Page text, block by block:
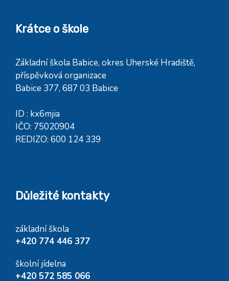
Krátce o škole
Základní škola Babice, okres Uherské Hradiště,
příspěvková organizace
Babice 377, 687 03 Babice
ID : kx6mjia
IČO: 75020904
REDIZO: 600 124 339
Důležité kontakty
základní škola
+420 774 446 377
školní jídelna
+420 572 585 066